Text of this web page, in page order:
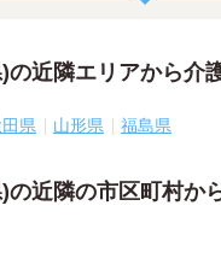
の近隣エリアから介
県 山形県 福島県
の近隣の市区町村か